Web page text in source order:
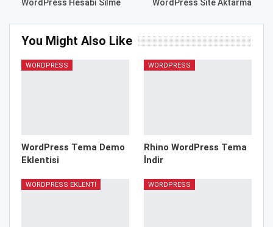
WordPress Hesabı Silme WordPress Site Aktarma
You Might Also Like
WORDPRESS
WordPress Tema Demo
Eklentisi
WORDPRESS
Rhino WordPress Tema
İndir
WORDPRESS EKLENTI WORDPRESS